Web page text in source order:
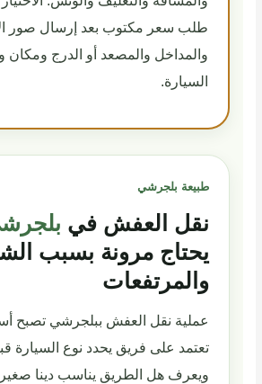
طلب سعر مكتوب بعد إرسال صور
والمداخل والمصعد أو الدرج
السيارة.
طبيعة بلجرشي
نقل العفش في
يحتاج مرونة بسبب
والمرتفعات
عملية نقل العفش ببلجرشي تصبح
تعتمد على فريق يحدد نوع السيارة
ويعرف هل الطريق يناسب دينا